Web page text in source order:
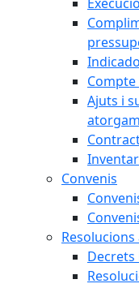
Ajuts i
Convenis